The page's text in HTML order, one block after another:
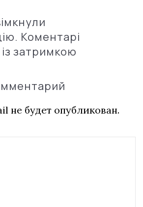
Коментарі
затримкою
не будет опубликован.